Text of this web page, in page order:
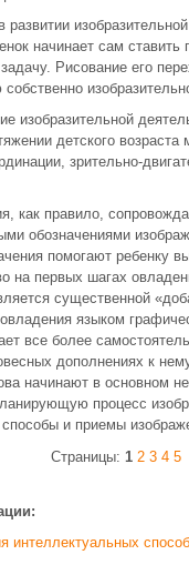
начинает сам ставить
Рисование его
изобразительной
детского возраста
зрительно-
как правило,
обозначениями
помогают ребенку
на первых шагах
существенной
языком
все более
дополнениях к
начинают в основном
процесс
и приемы
Страницы: 1 2 3 4 5
интеллектуальных